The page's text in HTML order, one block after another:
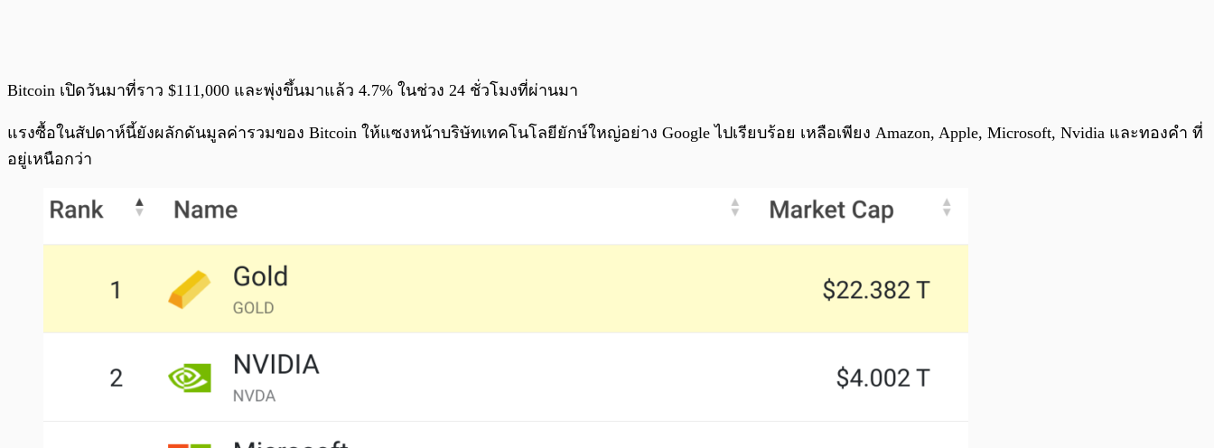
Bitcoin เปิดวันมาที่ราว $111,000 และพุ่งขึ้นมาแล้ว 4.7% ในช่วง 24 ชั่วโมงที่ผ่านมา
แรงซื้อในสัปดาห์นี้ยังผลักดันมูลค่ารวมของ Bitcoin ให้แซงหน้าบริษัทเทคโนโลยียักษ์ใหญ่อย่าง Google ไปเรียบร้อย เหลือเพียง Amazon, Apple, Microsoft, Nvidia และทองคำ ที่
อยู่เหนือกว่า